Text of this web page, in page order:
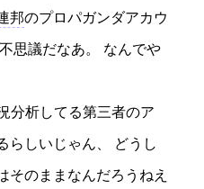
邦のプロパガンダアカウ
思議だなあ。 なんでや
分析してる第三者のア
らしいじゃん、 どうし
そのままなんだろうねえ